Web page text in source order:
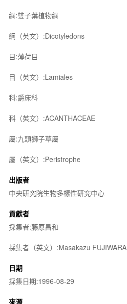
綱:雙子葉植物綱
綱（英文）:Dicotyledons
目:薄荷目
目（英文）:Lamiales
科:爵床科
科（英文）:ACANTHACEAE
屬:九頭獅子草屬
屬（英文）:Peristrophe
出版者
中央研究院生物多樣性研究中心
貢獻者
採集者:藤原昌和
採集者（英文）:Masakazu FUJIWARA
日期
採集日期:1996-08-29
來源